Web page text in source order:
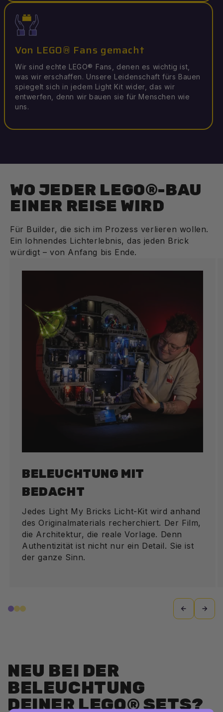
Von LEGO® Fans gemacht
Wir sind echte LEGO® Fans, denen es wichtig ist,
was wir erschaffen. Unsere Leidenschaft fürs Bauen
spiegelt sich in jedem Light Kit wider, das wir
entwerfen, denn wir bauen sie für Menschen wie
uns.
WO JEDER LEGO®-BAU
EINER REISE WIRD
Für Builder, die sich im Prozess verlieren wollen.
Ein lohnendes Lichterlebnis, das jeden Brick
würdigt – von Anfang bis Ende.
BELEUCHTUNG MIT
BEDACHT
Jedes Light My Bricks Licht-Kit wird anhand
des Originalmaterials recherchiert. Der Film,
die Architektur, die reale Vorlage. Denn
Authentizität ist nicht nur ein Detail. Sie ist
der ganze Sinn.
NEU BEI DER
BELEUCHTUNG
DEINER LEGO® SETS?